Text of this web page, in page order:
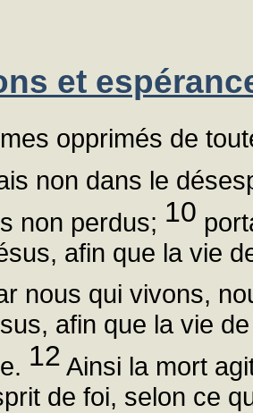
et
opprimés de
non dans le
non perdus; 10
afin que la vie
nous qui vivons,
afin que la vie
12 Ainsi la mort
de foi, selon ce